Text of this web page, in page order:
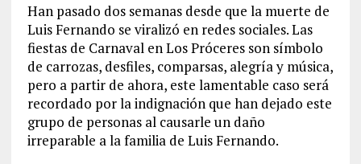
Han pasado dos semanas desde que la muerte de
Luis Fernando se viralizó en redes sociales. Las
fiestas de Carnaval en Los Próceres son símbolo
de carrozas, desfiles, comparsas, alegría y música,
pero a partir de ahora, este lamentable caso será
recordado por la indignación que han dejado este
grupo de personas al causarle un daño
irreparable a la familia de Luis Fernando.